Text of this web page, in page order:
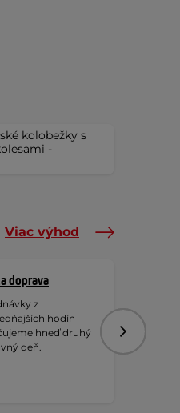
kolobežky s
-
Viac výhod
doprava
z
hodín
hneď druhý
deň.